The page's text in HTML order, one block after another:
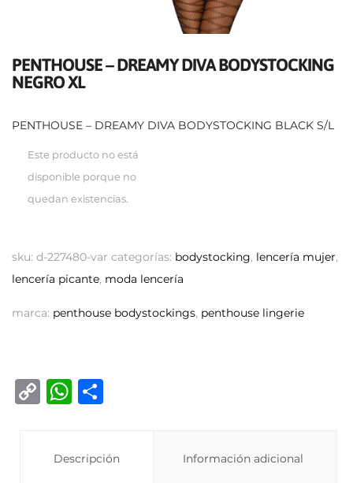
PENTHOUSE – DREAMY DIVA BODYSTOCKING
NEGRO XL
PENTHOUSE – DREAMY DIVA BODYSTOCKING BLACK S/L
Este producto no está
disponible porque no
quedan existencias.
sku: d-227480-var categorías: bodystocking, lencería mujer,
lencería picante, moda lencería
marca: penthouse bodystockings, penthouse lingerie
C
W
s
p
Descripción Información adicional